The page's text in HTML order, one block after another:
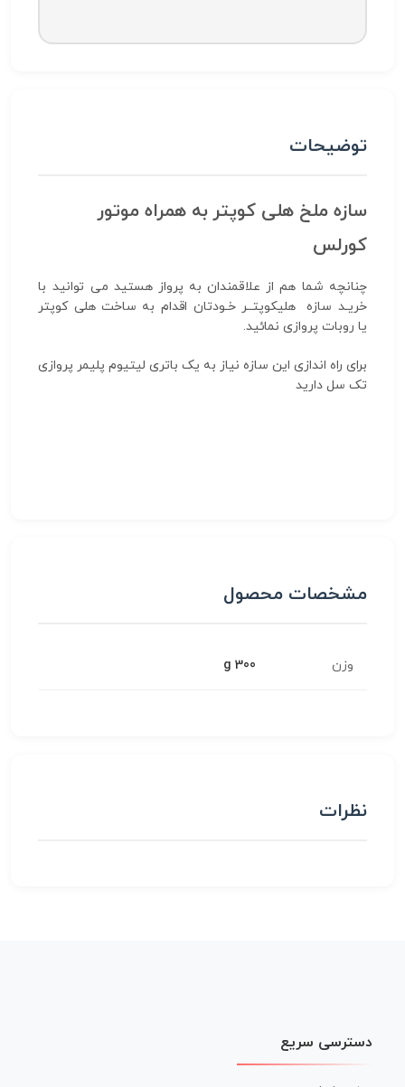
توضیحات
سازه ملخ هلی کوپتر به همراه موتور
کورلس
چنانچه شما هم از علاقمندان به پرواز هستید می توانید با
خریـد سازه هلیکوپتــر خـودتان اقدام به ساخت هلی کوپتر
یا روبات پروازی نمائید.
برای راه اندازی این سازه نیاز به یک باتری لیتیوم پلیمر پروازی
تک سل دارید
مشخصات محصول
وزن 300 g
نظرات
دسترسی سریع